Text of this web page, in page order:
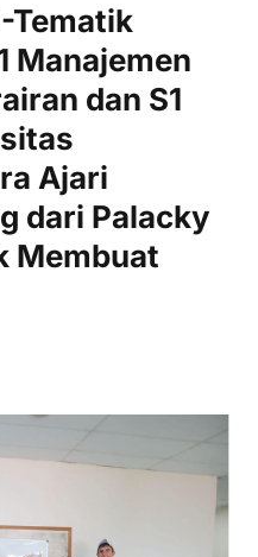
Tematik
Manajemen
dan S1
Ajari
dari Palacky
Membuat